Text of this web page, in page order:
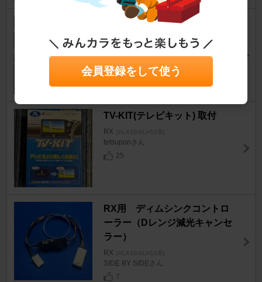
天井サンルーフのガラス研磨と
撥水剤の施工
15
TV-KIT(テレビキット) 取付
RX [ALA10/ALH10系]
tetsuponさん
25
RX用 ディムシンクコントロ
ーラー（Dレンジ減光キャンセ
ラー）
RX [ALA10/ALH10系]
SIDE BY SIDEさん
7
会員登録をして使う